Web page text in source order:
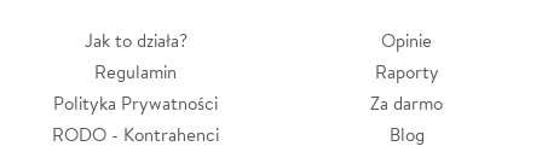
Jak to działa?
Regulamin
Polityka Prywatności
RODO - Kontrahenci
Opinie
Raporty
Za darmo
Blog